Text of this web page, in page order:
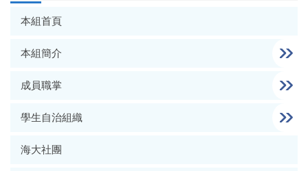
本組首頁
本組簡介
成員職掌
學生自治組織
海大社團